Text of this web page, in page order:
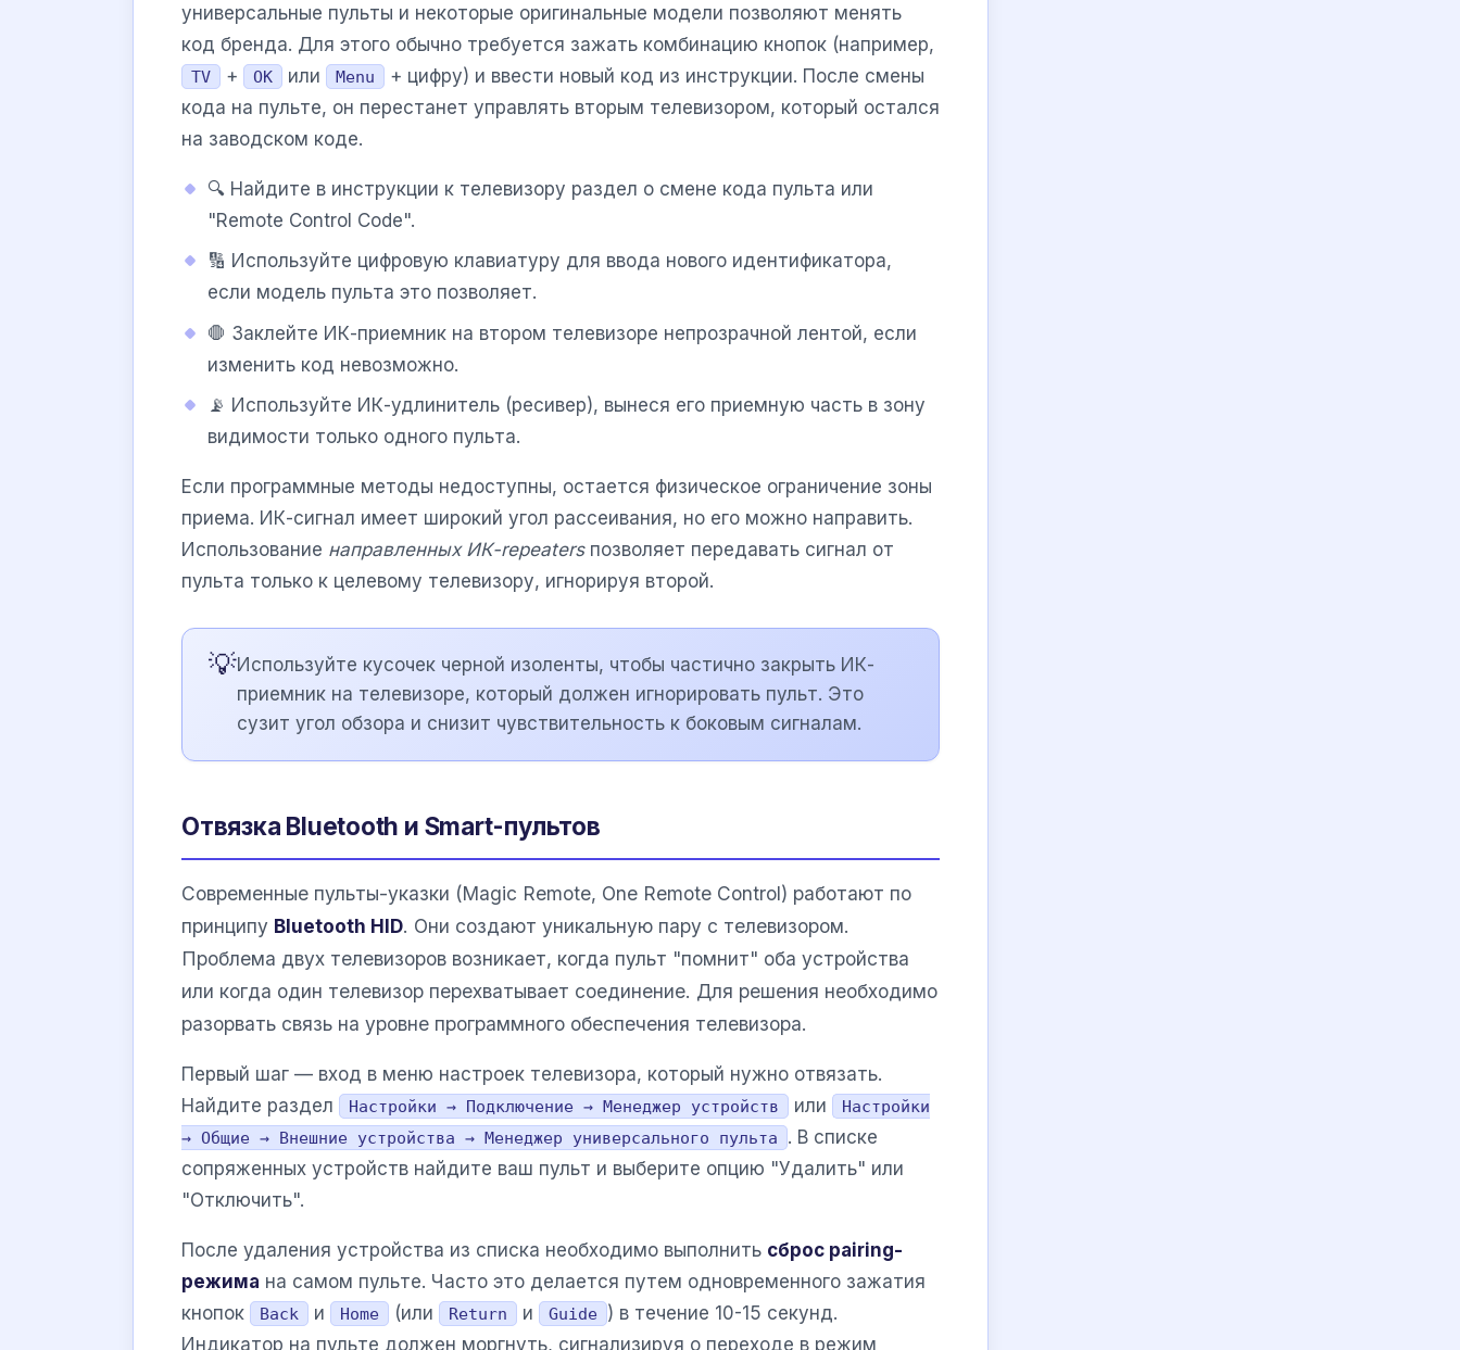
универсальные пульты и некоторые оригинальные модели позволяют менять
код бренда. Для этого обычно требуется зажать комбинацию кнопок (например,
TV + OK или Menu
+ цифру) и ввести новый код из инструкции. После смены
кода на пульте, он перестанет управлять вторым телевизором, который остался
на заводском коде.
🔍 Найдите в инструкции к телевизору раздел о смене кода пульта или
"Remote Control Code".
🔢 Используйте цифровую клавиатуру для ввода нового идентификатора,
если модель пульта это позволяет.
🛑 Заклейте ИК-приемник на втором телевизоре непрозрачной лентой, если
изменить код невозможно.
📡 Используйте ИК-удлинитель (ресивер), вынеся его приемную часть в зону
видимости только одного пульта.
Если программные методы недоступны, остается физическое ограничение зоны
приема. ИК-сигнал имеет широкий угол рассеивания, но его можно направить.
Использование направленных ИК-repeatersпозволяет передавать сигнал от
пульта только к целевому телевизору, игнорируя второй.
💡Используйте кусочек черной изоленты, чтобы частично закрыть ИК-
приемник на телевизоре, который должен игнорировать пульт. Это
сузит угол обзора и снизит чувствительность к боковым сигналам.
Отвязка Bluetooth и Smart-пультов
Современные пульты-указки (Magic Remote, One Remote Control) работают по
принципу Bluetooth HID. Они создают уникальную пару с телевизором.
Проблема двух телевизоров возникает, когда пульт "помнит" оба устройства
или когда один телевизор перехватывает соединение. Для решения необходимо
разорвать связь на уровне программного обеспечения телевизора.
Первый шаг — вход в меню настроек телевизора, который нужно отвязать.
Найдите раздел
Настройки → Подключение → Менеджер устройств или
Настройки
→ Общие → Внешние устройства → Менеджер универсального пульта
. В списке
сопряженных устройств найдите ваш пульт и выберите опцию "Удалить" или
"Отключить".
После удаления устройства из списка необходимо выполнить сброс pairing-
режима на самом пульте. Часто это делается путем одновременного зажатия
кнопок
Back и Home (или Return и Guide ) в течение 10-15 секунд.
Индикатор на пульте должен моргнуть, сигнализируя о переходе в режим